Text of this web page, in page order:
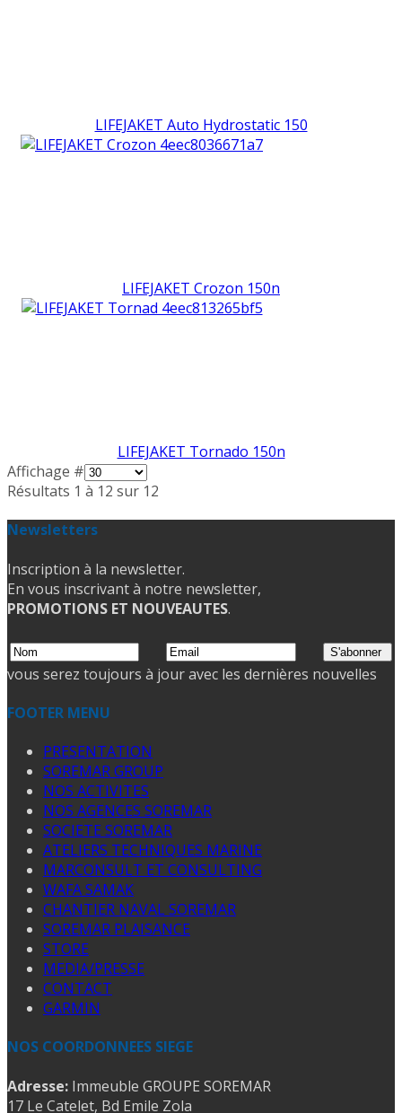
LIFEJAKET Auto Hydrostatic 150
LIFEJAKET Crozon 150n
LIFEJAKET Tornado 150n
Affichage #
Résultats 1 à 12 sur 12
Newsletters
Inscription à la newsletter.
En vous inscrivant à notre newsletter,
PROMOTIONS ET NOUVEAUTES.
vous serez toujours à jour avec les dernières nouvelles
FOOTER MENU
PRESENTATION
SOREMAR GROUP
NOS ACTIVITES
NOS AGENCES SOREMAR
SOCIETE SOREMAR
ATELIERS TECHNIQUES MARINE
MARCONSULT ET CONSULTING
WAFA SAMAK
CHANTIER NAVAL SOREMAR
SOREMAR PLAISANCE
STORE
MEDIA/PRESSE
CONTACT
GARMIN
NOS COORDONNEES SIEGE
Adresse: Immeuble GROUPE SOREMAR
17 Le Catelet, Bd Emile Zola